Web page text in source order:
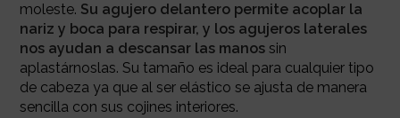
moleste. Su agujero delantero permite acoplar la
nariz y boca para respirar, y los agujeros laterales
nos ayudan a descansar las manossin
aplastárnoslas. Su tamaño es ideal para cualquier tipo
de cabeza ya que al ser elástico se ajusta de manera
sencilla con sus cojines interiores.